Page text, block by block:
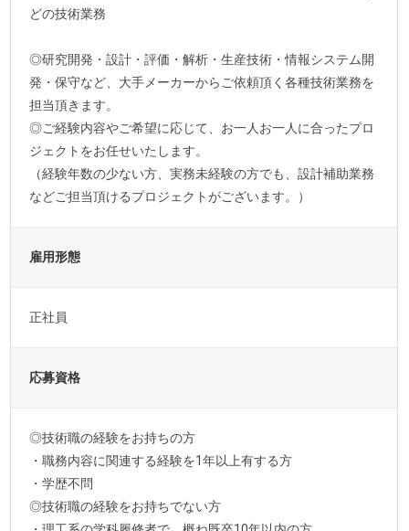
どの技術業務
◎研究開発・設計・評価・解析・生産技術・情報システム開
発・保守など、大手メーカーからご依頼頂く各種技術業務を
担当頂きます。
◎ご経験内容やご希望に応じて、お一人お一人に合ったプロ
ジェクトをお任せいたします。
（経験年数の少ない方、実務未経験の方でも、設計補助業務
などご担当頂けるプロジェクトがございます。）
雇用形態
正社員
応募資格
◎技術職の経験をお持ちの方
・職務内容に関連する経験を1年以上有する方
・学歴不問
◎技術職の経験をお持ちでない方